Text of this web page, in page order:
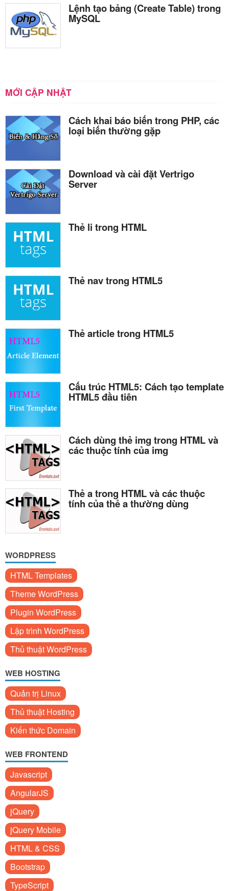
Lệnh tạo bảng (Create Table) trong
MySQL
MỚI CẬP NHẬT
Cách khai báo biến trong PHP, các
loại biến thường gặp
Download và cài đặt Vertrigo
Server
Thẻ li trong HTML
Thẻ nav trong HTML5
Thẻ article trong HTML5
Cấu trúc HTML5: Cách tạo template
HTML5 đầu tiên
Cách dùng thẻ img trong HTML và
các thuộc tính của img
Thẻ a trong HTML và các thuộc
tính của thẻ a thường dùng
WORDPRESS
HTML Templates
Theme WordPress
Plugin WordPress
Lập trình WordPress
Thủ thuật WordPress
WEB HOSTING
Quản trị Linux
Thủ thuật Hosting
Kiến thức Domain
WEB FRONTEND
Javascript
AngularJS
jQuery
jQuery Mobile
HTML & CSS
Bootstrap
TypeScript